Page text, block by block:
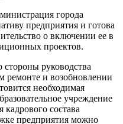
города
предприятия и готова
о включении ее в
проектов.
руководства
ремонте и возобновлении
необходимая
учреждение
состава
предприятия можно